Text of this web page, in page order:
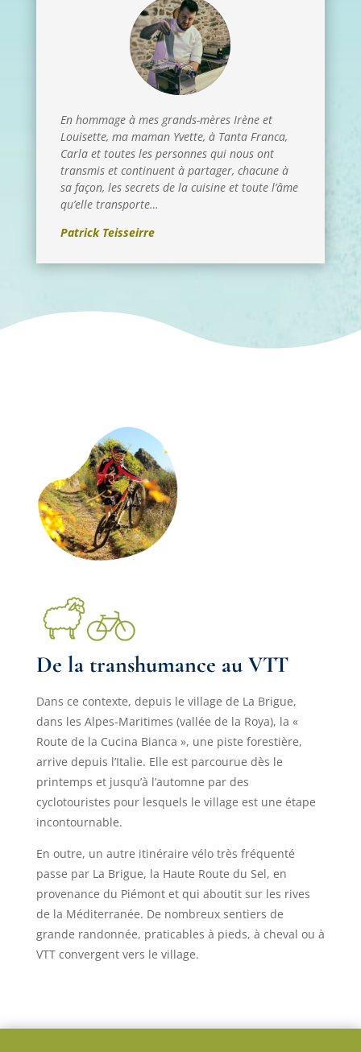
En hommage à mes grands-mères Irène et
Louisette, ma maman Yvette, à Tanta Franca,
Carla et toutes les personnes qui nous ont
transmis et continuent à partager, chacune à
sa façon, les secrets de la cuisine et toute l’âme
qu’elle transporte…
Patrick Teisseirre
De la transhumance au VTT
Dans ce contexte, depuis le village de La Brigue,
dans les Alpes-Maritimes (vallée de la Roya), la «
Route de la Cucina Bianca », une piste forestière,
arrive depuis l’Italie. Elle est parcourue dès le
printemps et jusqu’à l’automne par des
cyclotouristes pour lesquels le village est une étape
incontournable.
En outre, un autre itinéraire vélo très fréquenté
passe par La Brigue, la Haute Route du Sel, en
provenance du Piémont et qui aboutit sur les rives
de la Méditerranée. De nombreux sentiers de
grande randonnée, praticables à pieds, à cheval ou à
VTT convergent vers le village.